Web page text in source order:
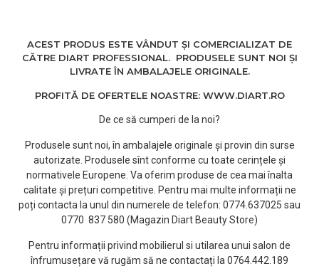
ACEST PRODUS ESTE VÂNDUT ȘI COMERCIALIZAT DE
CĂTRE DIART PROFESSIONAL. PRODUSELE SUNT NOI ȘI
LIVRATE ÎN AMBALAJELE ORIGINALE.
PROFITĂ DE OFERTELE NOASTRE: WWW.DIART.RO
De ce să cumperi de la noi?
Produsele sunt noi, în ambalajele originale și provin din surse
autorizate. Produsele sînt conforme cu toate cerințele și
normativele Europene. Va oferim produse de cea mai înalta
calitate și prețuri competitive. Pentru mai multe informații ne
poți contacta la unul din numerele de telefon: 0774.637025 sau
0770 837 580 (Magazin Diart Beauty Store)
Pentru informații privind mobilierul si utilarea unui salon de
înfrumusețare vă rugăm să ne contactați la 0764.442.189